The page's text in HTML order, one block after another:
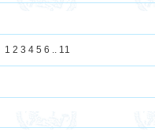
1 2 3 4 5 6 .. 11